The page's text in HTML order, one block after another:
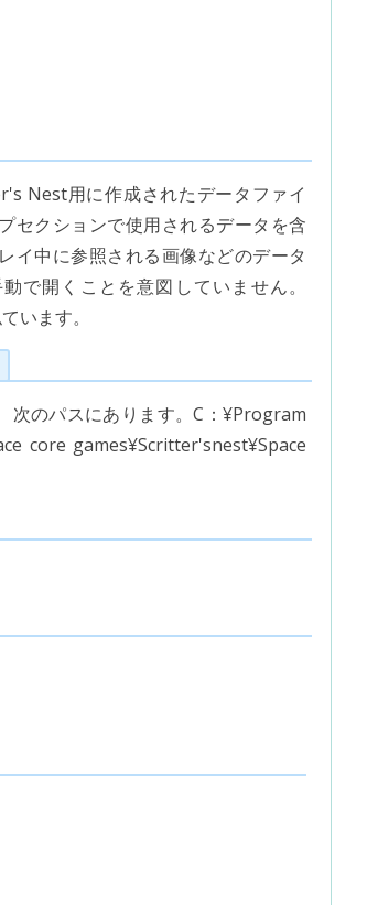
Nest用に作成されたデータファイ
セクションで使用されるデータを含
イ中に参照される画像などのデータ
で開くことを意図していません。
います。
次のパスにあります。C：¥Program
core games¥Scritter'snest¥Space